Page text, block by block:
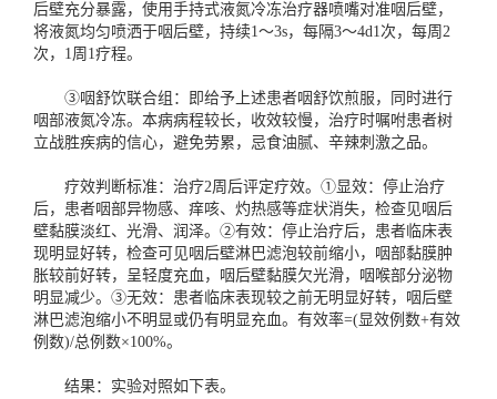
后壁充分暴露，使用手持式液氮冷冻治疗器喷嘴对准咽后壁，
将液氮均匀喷洒于咽后壁，持续1～3s，每隔3～4d1次，每周2
次，1周1疗程。
③咽舒饮联合组：即给予上述患者咽舒饮煎服，同时进行
咽部液氮冷冻。本病病程较长，收效较慢，治疗时嘱咐患者树
立战胜疾病的信心，避免劳累，忌食油腻、辛辣刺激之品。
疗效判断标准：治疗2周后评定疗效。①显效：停止治疗
后，患者咽部异物感、痒咳、灼热感等症状消失，检查见咽后
壁黏膜淡红、光滑、润泽。②有效：停止治疗后，患者临床表
现明显好转，检查可见咽后壁淋巴滤泡较前缩小，咽部黏膜肿
胀较前好转，呈轻度充血，咽后壁黏膜欠光滑，咽喉部分泌物
明显减少。③无效：患者临床表现较之前无明显好转，咽后壁
淋巴滤泡缩小不明显或仍有明显充血。有效率=(显效例数+有效
例数)/总例数×100%。
结果：实验对照如下表。